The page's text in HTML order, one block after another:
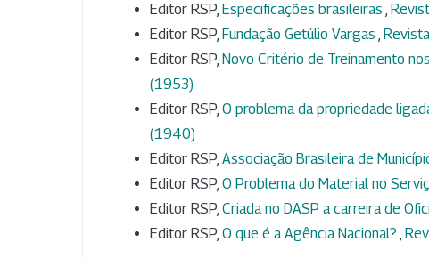
Editor RSP, Especificações brasileiras ,
Editor RSP, Fundação Getúlio Vargas ,
Editor RSP, Novo Critério de Treinamento
(1953)
Editor RSP, O problema da propriedade
(1940)
Editor RSP, Associação Brasileira de
Editor RSP, O Problema do Material no
Editor RSP, Criada no DASP a carreira de
Editor RSP, O que é a Agência Nacional? ,